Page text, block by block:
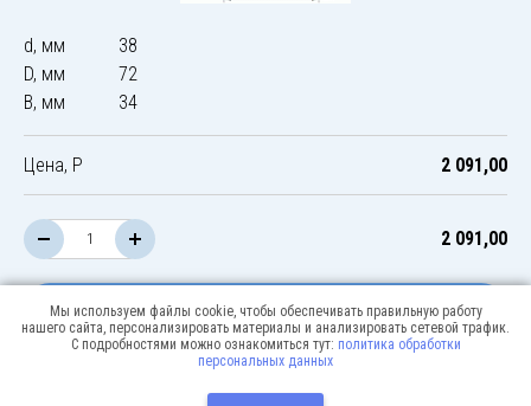
d, мм
38
D, мм
72
B, мм
34
Цена, Р 2 091,00
2 091,00
В корзину
Мы используем файлы cookie, чтобы обеспечивать правильную работу
нашего сайта, персонализировать материалы и анализировать сетевой трафик.
С подробностями можно ознакомиться тут: политика обработки
персональных данных